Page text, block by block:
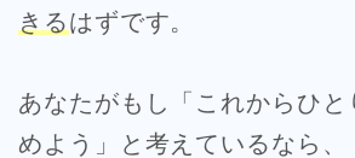
きるはずです。
あなたがもし「これからひ
めよう」と考えているなら、